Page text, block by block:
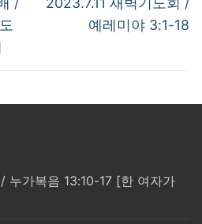
예레미야 3:1-18
가복음 13:10-17 [한 여자가